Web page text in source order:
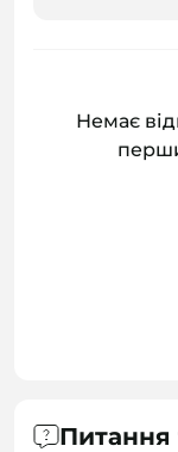
Немає
Питання